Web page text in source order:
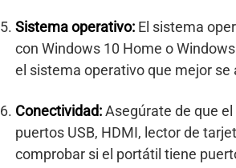
Sistema operativo: El sistema
con Windows 10 Home o
el sistema operativo que mejor
Conectividad:Asegúrate de que
puertos USB, HDMI, lector de
comprobar si el portátil tiene